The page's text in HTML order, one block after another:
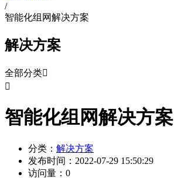
/
智能化组网解决方案
解决方案
全部分类

智能化组网解决方案
分类： 解决方案
发布时间： 2022-07-29 15:50:29
访问量： 0